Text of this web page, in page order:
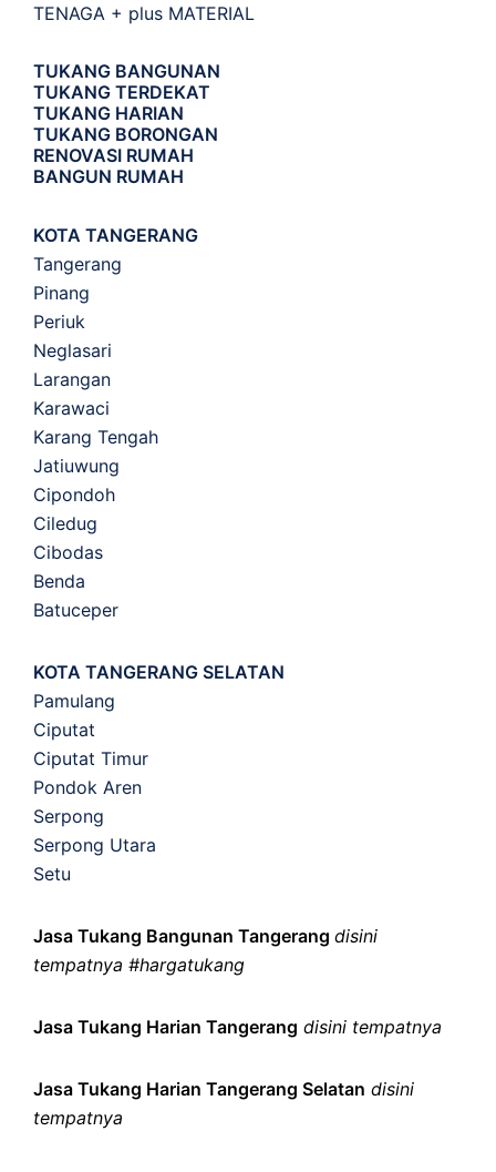
TENAGA + plus MATERIAL
TUKANG BANGUNAN
TUKANG TERDEKAT
TUKANG HARIAN
TUKANG BORONGAN
RENOVASI RUMAH
BANGUN RUMAH
KOTA TANGERANG
Tangerang
Pinang
Periuk
Neglasari
Larangan
Karawaci
Karang Tengah
Jatiuwung
Cipondoh
Ciledug
Cibodas
Benda
Batuceper
KOTA TANGERANG SELATAN
Pamulang
Ciputat
Ciputat Timur
Pondok Aren
Serpong
Serpong Utara
Setu
Jasa Tukang Bangunan Tangerang disini
tempatnya #hargatukang
Jasa Tukang Harian Tangerang disini tempatnya
Jasa Tukang Harian Tangerang Selatan disini
tempatnya